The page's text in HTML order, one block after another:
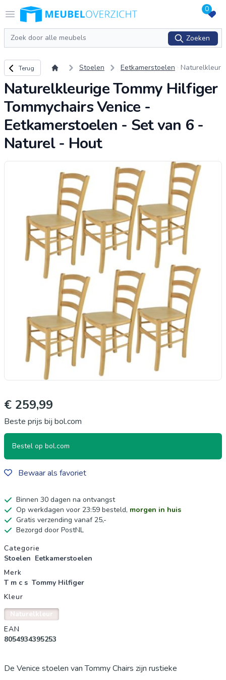
Open menu
Logo Meubeloverzicht.nl 0
Zoeken
Zoeken
Terug naar overzicht
Terug Stoelen Eetkamerstoelen
Naturelkleur
Hilfiger Tom
mychairs Ve
merstoelen
- Set van 6 -
Naturelkleurige Tommy Hilfiger
Tommychairs Venice -
Eetkamerstoelen - Set van 6 -
Naturel - Hout
€ 259,99
Beste prijs bij bol.com
Bestel op bol.com
Bewaar als favoriet
Binnen 30 dagen na ontvangst
Op werkdagen voor 23:59 besteld, morgen in huis
Gratis verzending vanaf 25,-
Bezorgd door PostNL
Productgegevens
Categorie
Stoelen Eetkamerstoelen
Merk
T m c s Tommy Hilfiger
Kleur
Naturelkleur
EAN
8054934395253
De Venice stoelen van Tommy Chairs zijn rustieke